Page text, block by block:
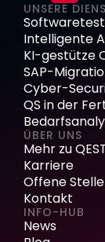
UNSERE
Intelligente
KI-gestütze
SAP-
Cyber-
QS in der
ÜBER UNS
Mehr zu
Karriere
Offene
Kontakt
INFO-HUB
News